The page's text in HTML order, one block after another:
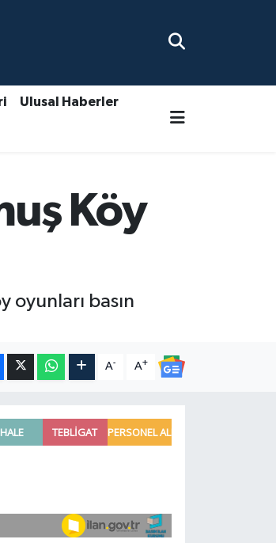
Ulusal Haberler
Köy
oyunları basın
A- A+